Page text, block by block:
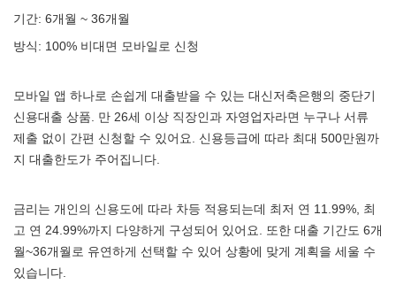
기간: 6개월 ~ 36개월
방식: 100% 비대면 모바일로 신청
모바일 앱 하나로 손쉽게 대출받을 수 있는 대신저축은행의 중단기
신용대출 상품. 만 26세 이상 직장인과 자영업자라면 누구나 서류
제출 없이 간편 신청할 수 있어요. 신용등급에 따라 최대 500만원까
지 대출한도가 주어집니다.
금리는 개인의 신용도에 따라 차등 적용되는데 최저 연 11.99%, 최
고 연 24.99%까지 다양하게 구성되어 있어요. 또한 대출 기간도 6개
월~36개월로 유연하게 선택할 수 있어 상황에 맞게 계획을 세울 수
있습니다.